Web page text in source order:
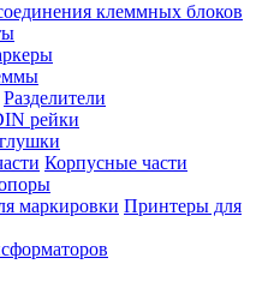
клеммных блоков
Разделители
рейки
Корпусные части
Принтеры для